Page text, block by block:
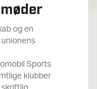
og en
Sports
klubber